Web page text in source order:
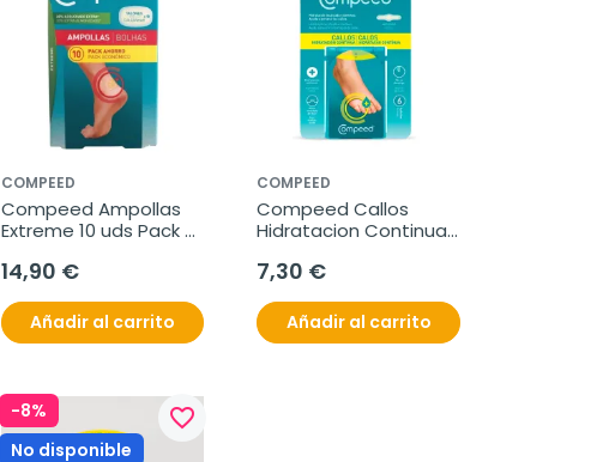
COMPEED
Compeed Ampollas
Extreme 10 uds Pack
14,90 €
Añadir al carrito
COMPEED
Compeed Callos
Hidratacion Continua
7,30 €
Añadir al carrito
-8%
No disponible
favorite_border